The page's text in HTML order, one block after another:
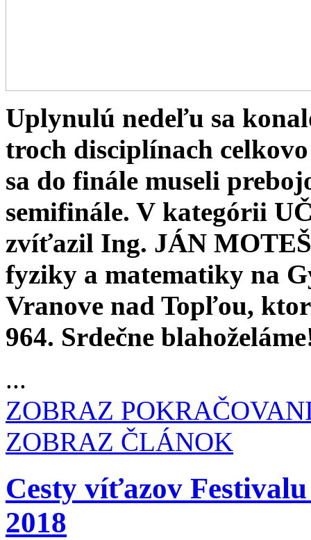
Uplynulú nedeľu sa
troch disciplínach
sa do finále museli
semifinále. V kategórii
zvíťazil Ing. JÁN
fyziky a matematiky na
Vranove nad Topľou,
964. Srdečne
...
ZOBRAZ
ZOBRAZ ČLÁNOK
Cesty víťazov
2018